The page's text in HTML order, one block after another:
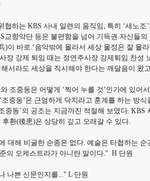
협하는 KBS 사내 일련의 움직임, 특히 ‘새노
교향악단 등은 불편함을 넘어 기득권 자신들
)이 바로 ‘음악밖에 몰라서 세상 물정은 잘 몰
장 강제 퇴임 때는 정연주사장 강제퇴임 찬
서라도 세상을 직시해야 한다는 깨달음이 왔
조중동은 어떻게 ‘찍어 누를 것’인가에 있
중동’은 근엄하게 닥치라고 훈계를 하는 방
중동’의 공조는 지금까진 적절해 보였다.
환(後患)은 상당히 깊고 오래갈 수 있다.
대해 비굴한 순종은 없다. 예술은 타협하는
의 오케스트라가 아니란 말이다." H 단원
나쁜 신문인지를..." L 단원